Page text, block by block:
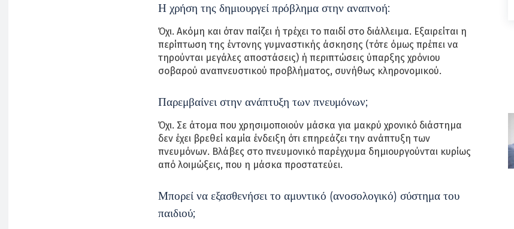
Η χρήση της δημιουργεί πρόβλημα στην αναπνοή:
Όχι. Ακόμη και όταν παίζει ή τρέχει το παιδί στο διάλλειμα. Εξαιρείται η
περίπτωση της έντονης γυμναστικής άσκησης (τότε όμως πρέπει να
τηρούνται μεγάλες αποστάσεις) ή περιπτώσεις ύπαρξης χρόνιου
σοβαρού αναπνευστικού προβλήματος, συνήθως κληρονομικού.
Παρεμβαίνει στην ανάπτυξη των πνευμόνων;
Όχι. Σε άτομα που χρησιμοποιούν μάσκα για μακρύ χρονικό διάστημα
δεν έχει βρεθεί καμία ένδειξη ότι επηρεάζει την ανάπτυξη των
πνευμόνων. Βλάβες στο πνευμονικό παρέγχυμα δημιουργούνται κυρίως
από λοιμώξεις, που η μάσκα προστατεύει.
Μπορεί να εξασθενήσει το αμυντικό (ανοσολογικό) σύστημα του
παιδιού;